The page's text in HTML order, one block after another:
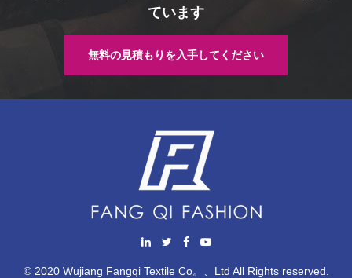
ています
無料の見積もりを入手してください
© 2020 Wujiang Fangqi Textile Co。、Ltd All Rights reserved.